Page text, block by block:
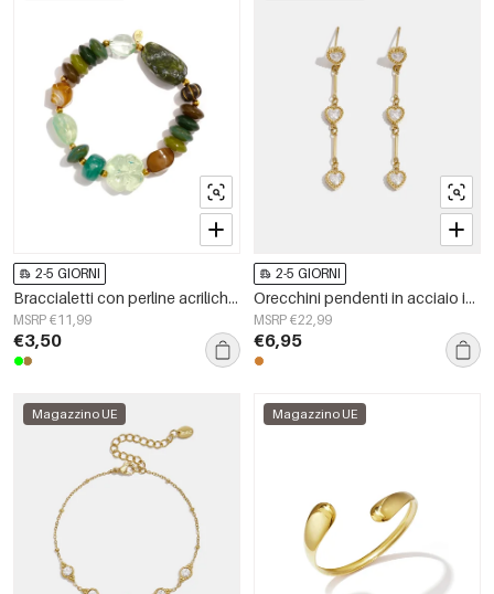
2-5 GIORNI
Braccialetti con perline acriliche, serie casual e semplice per tutti i giorni, gioielli da donna.
MSRP €11,99
€3,50
2-5 GIORNI
Orecchini pendenti in acciaio inossidabile con catena, eleganti, perfetti per feste e occasioni speciali, serie di lusso, gioielli da donna.
MSRP €22,99
€6,95
Magazzino UE Magazzino UE